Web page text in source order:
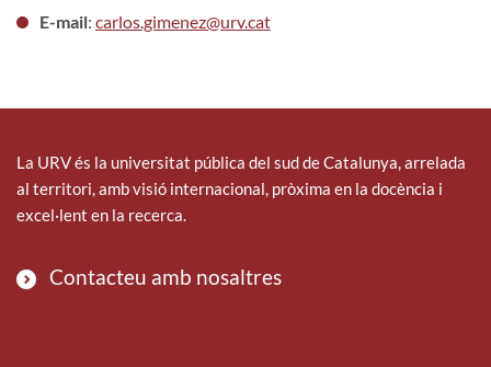
E-mail: carlos.gimenez@urv.cat
La URV és la universitat pública del sud de Catalunya, arrelada
al territori, amb visió internacional, pròxima en la docència i
excel·lent en la recerca.
Contacteu amb nosaltres